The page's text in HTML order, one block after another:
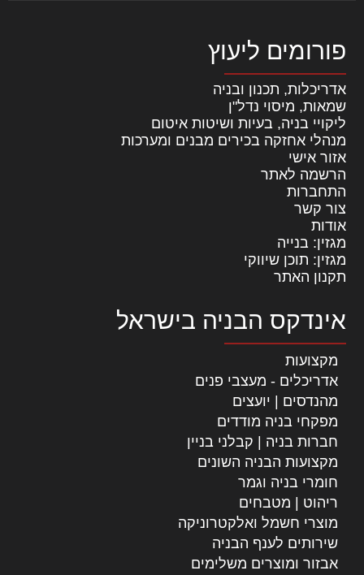
פורומים ליעוץ
אדריכלות, תכנון ובניה
שמאות, מיסוי נדל"ן
ליקויי בניה, בעיות ושיטות איטום
מנהלי אחזקה בכירים מבנים ומערכות
אזור אישי
הרשמה לאתר
התחברות
צור קשר
אודות
מגזין: בנייה
מגזין: תוכן שיווקי
תקנון האתר
אינדקס הבניה בישראל
מקצועות
אדריכלים - מעצבי פנים
מהנדסים | יועצים
מפקחי בניה מודדים
חברות בניה | קבלני בניין
מקצועות הבניה השונים
חומרי בניה וגמר
ריהוט | מטבחים
מוצרי חשמל ואלקטרוניקה
שירותים לענף הבניה
אבזור ומוצרים משלימים